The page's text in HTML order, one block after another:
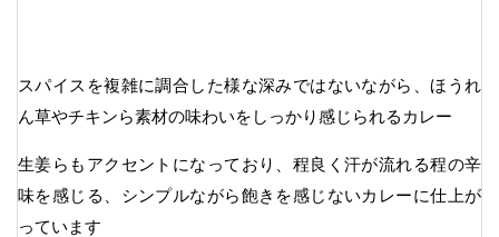
スパイスを複雑に調合した様な深みではないながら、ほうれ
ん草やチキンら素材の味わいをしっかり感じられるカレー
生姜らもアクセントになっており、程良く汗が流れる程の辛
味を感じる、シンプルながら飽きを感じないカレーに仕上が
っています